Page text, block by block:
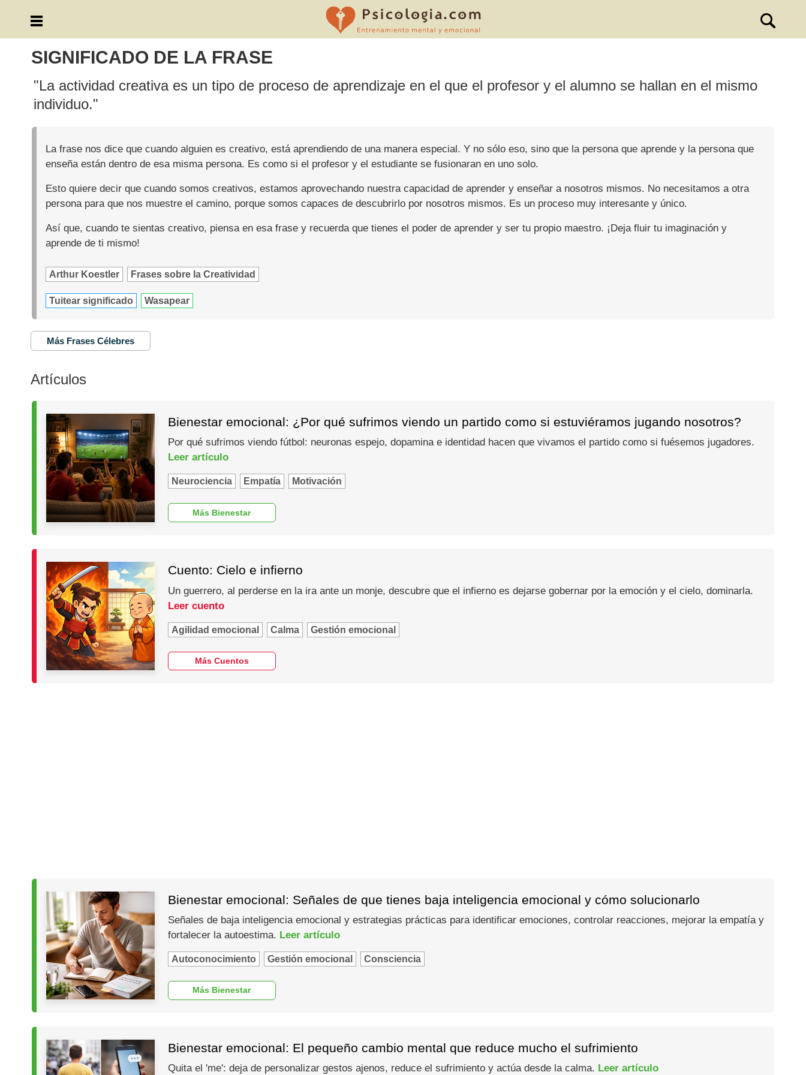
SIGNIFICADO DE LA FRASE
"La actividad creativa es un tipo de proceso de aprendizaje en el que el profesor y el alumno se hallan en el mismo
individuo."
La frase nos dice que cuando alguien es creativo, está aprendiendo de una manera especial. Y no sólo eso, sino que la persona que aprende y la persona que
enseña están dentro de esa misma persona. Es como si el profesor y el estudiante se fusionaran en uno solo.
Esto quiere decir que cuando somos creativos, estamos aprovechando nuestra capacidad de aprender y enseñar a nosotros mismos. No necesitamos a otra
persona para que nos muestre el camino, porque somos capaces de descubrirlo por nosotros mismos. Es un proceso muy interesante y único.
Así que, cuando te sientas creativo, piensa en esa frase y recuerda que tienes el poder de aprender y ser tu propio maestro. ¡Deja fluir tu imaginación y
aprende de ti mismo!
Arthur Koestler Frases sobre la Creatividad
Tuitear significado Wasapear
Más Frases Célebres
Artículos
Bienestar emocional: ¿Por qué sufrimos viendo un partido como si estuviéramos jugando nosotros?
Por qué sufrimos viendo fútbol: neuronas espejo, dopamina e identidad hacen que vivamos el partido como si fuésemos jugadores.
Leer artículo
Neurociencia Empatía Motivación
Más Bienestar
Cuento: Cielo e infierno
Un guerrero, al perderse en la ira ante un monje, descubre que el infierno es dejarse gobernar por la emoción y el cielo, dominarla.
Leer cuento
Agilidad emocional Calma Gestión emocional
Más Cuentos
Bienestar emocional: Señales de que tienes baja inteligencia emocional y cómo solucionarlo
Señales de baja inteligencia emocional y estrategias prácticas para identificar emociones, controlar reacciones, mejorar la empatía y
fortalecer la autoestima. Leer artículo
Autoconocimiento Gestión emocional Consciencia
Más Bienestar
Bienestar emocional: El pequeño cambio mental que reduce mucho el sufrimiento
Quita el 'me': deja de personalizar gestos ajenos, reduce el sufrimiento y actúa desde la calma. Leer artículo